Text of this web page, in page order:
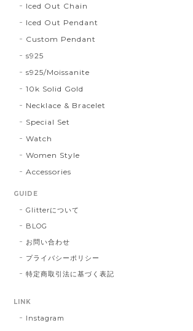
Iced Out Chain
Iced Out Pendant
Custom Pendant
s925
s925/Moissanite
10k Solid Gold
Necklace & Bracelet
Special Set
Watch
Women Style
Accessories
GUIDE
Glitterについて
BLOG
お問い合わせ
プライバシーポリシー
特定商取引法に基づく表記
LINK
Instagram